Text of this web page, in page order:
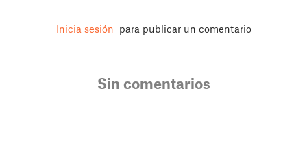
Inicia sesión para publicar un comentario
Sin comentarios